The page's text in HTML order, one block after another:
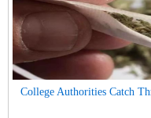
College Authorities Catch